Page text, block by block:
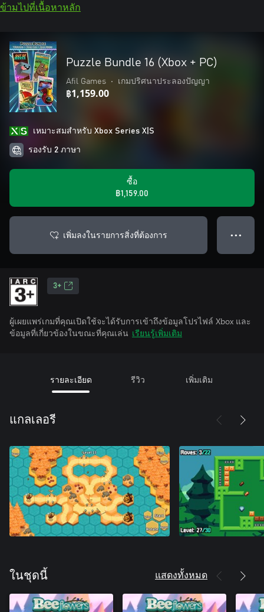
ข้ามไปที่เนื้อหาหลัก
Puzzle Bundle 16 (Xbox + PC)
Afil Games • เกมปริศนาประลองปัญญา
฿1,159.00
เหมาะสมสําหรับ Xbox Series X|S
รองรับ 2 ภาษา
ซื้อ
฿1,159.00
เพิ่มลงในรายการสิ่งที่ต้องการ ● ● ●
3+
ผู้เผยแพร่เกมที่คุณเปิดใช้จะได้รับการเข้าถึงข้อมูลโปรไฟล์ Xbox และ
ข้อมูลที่เกี่ยวข้องในขณะที่คุณเล่น เรียนรู้เพิ่มเติม
รายละเอียด รีวิว เพิ่มเติม
แกลเลอรี
ในชุดนี้ แสดงทั้งหมด